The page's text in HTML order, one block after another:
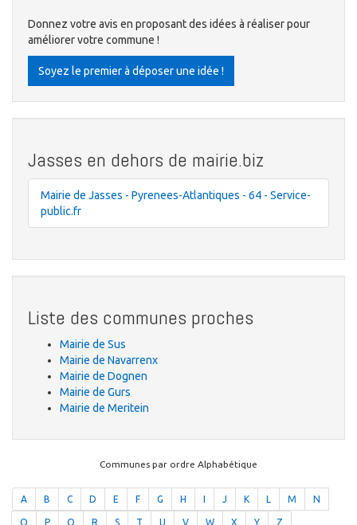
Donnez votre avis en proposant des idées à réaliser pour
améliorer votre commune !
Soyez le premier à déposer une idée !
Jasses en dehors de mairie.biz
Mairie de Jasses - Pyrenees-Atlantiques - 64 - Service-
public.fr
Liste des communes proches
Mairie de Sus
Mairie de Navarrenx
Mairie de Dognen
Mairie de Gurs
Mairie de Meritein
Communes par ordre Alphabétique
A B C D E F G H J K L M N
O P Q R S T U V W X Y Z